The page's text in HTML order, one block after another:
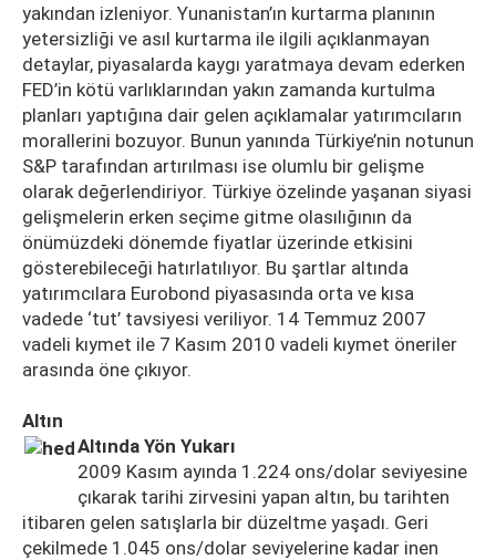
yakından izleniyor. Yunanistan’ın kurtarma planının
yetersizliği ve asıl kurtarma ile ilgili açıklanmayan
detaylar, piyasalarda kaygı yaratmaya devam ederken
FED’in kötü varlıklarından yakın zamanda kurtulma
planları yaptığına dair gelen açıklamalar yatırımcıların
morallerini bozuyor. Bunun yanında Türkiye’nin notunun
S&P tarafından artırılması ise olumlu bir gelişme
olarak değerlendiriyor. Türkiye özelinde yaşanan siyasi
gelişmelerin erken seçime gitme olasılığının da
önümüzdeki dönemde fiyatlar üzerinde etkisini
gösterebileceği hatırlatılıyor. Bu şartlar altında
yatırımcılara Eurobond piyasasında orta ve kısa
vadede ‘tut’ tavsiyesi veriliyor. 14 Temmuz 2007
vadeli kıymet ile 7 Kasım 2010 vadeli kıymet öneriler
arasında öne çıkıyor.
Altın
Altında Yön Yukarı
2009 Kasım ayında 1.224 ons/dolar seviyesine
çıkarak tarihi zirvesini yapan altın, bu tarihten
itibaren gelen satışlarla bir düzeltme yaşadı. Geri
çekilmede 1.045 ons/dolar seviyelerine kadar inen